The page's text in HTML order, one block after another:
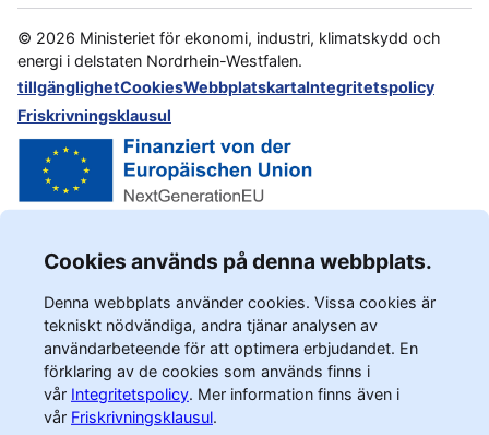
© 2026 Ministeriet för ekonomi, industri, klimatskydd och
energi i delstaten Nordrhein-Westfalen.
tillgänglighetCookiesWebbplatskartaIntegritetspolicy
Friskrivningsklausul
Cookies används på denna webbplats.
Denna webbplats använder cookies. Vissa cookies är
tekniskt nödvändiga, andra tjänar analysen av
användarbeteende för att optimera erbjudandet. En
förklaring av de cookies som används finns i
vår Integritetspolicy. Mer information finns även i
vår Friskrivningsklausul.